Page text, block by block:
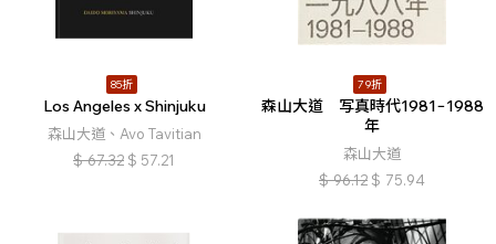
85折
Los Angeles x Shinjuku
森山大道、Avo Tavitian
$ 67.32 $ 57.21
79折
森山大道 写真時代1981−1988
年
森山大道
$ 96.12 $ 75.94